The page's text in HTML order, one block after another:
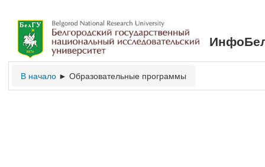
В начало ► Образовательные программы